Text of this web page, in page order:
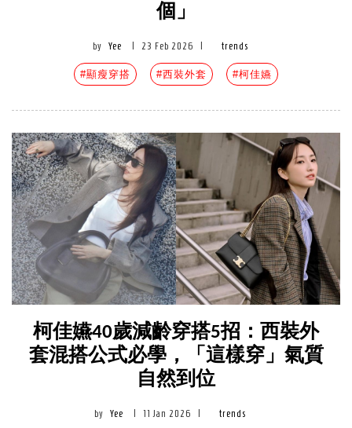
個」
by Yee 23 Feb 2026 trends
#顯瘦穿搭 #西裝外套 #柯佳嬿
柯佳嬿40歲減齡穿搭5招：西裝外
套混搭公式必學，「這樣穿」氣質
自然到位
by Yee 11 Jan 2026 trends